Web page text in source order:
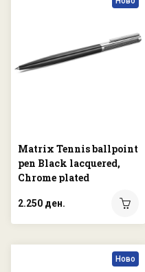
Matrix Tennis ballpoint
pen Black lacquered,
Chrome plated
2.250 ден.
Ново